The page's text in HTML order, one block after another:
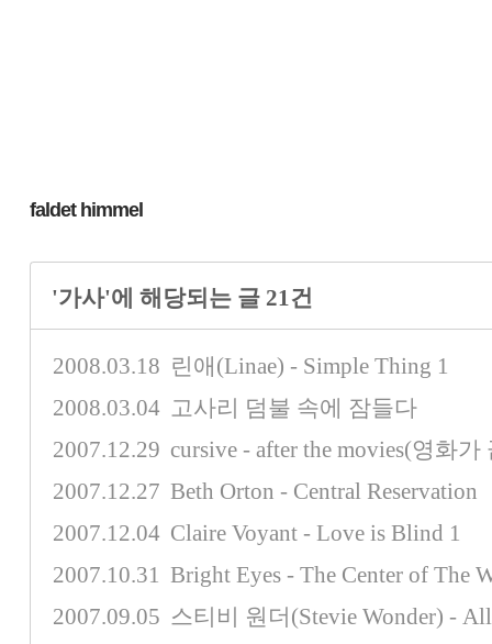
faldet himmel
'가사'에 해당되는 글 21건
2008.03.18 린애(Linae) - Simple Thing 1
2008.03.04 고사리 덤불 속에 잠들다
2007.12.29 cursive - after the movies(영화
2007.12.27 Beth Orton - Central Reservation
2007.12.04 Claire Voyant - Love is Blind 1
2007.10.31 Bright Eyes - The Center of The
2007.09.05 스티비 원더(Stevie Wonder) -